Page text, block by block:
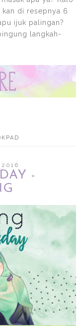
kan di resepnya 6
ijuk palingan?
langkah-
2016
-